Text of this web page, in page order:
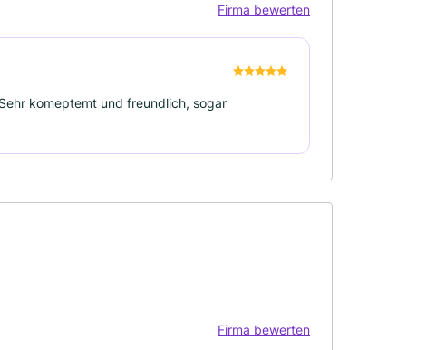
Firma bewerten
komeptemt und freundlich, sogar
Firma bewerten